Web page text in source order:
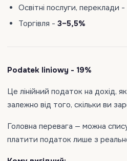
Освітні послуги, переклади -
Торгівля - 3–5,5%
Podatek liniowy - 19%
Це лінійний податок на дохід,
залежно від того, скільки ви
Головна перевага — можна
платити податок лише з